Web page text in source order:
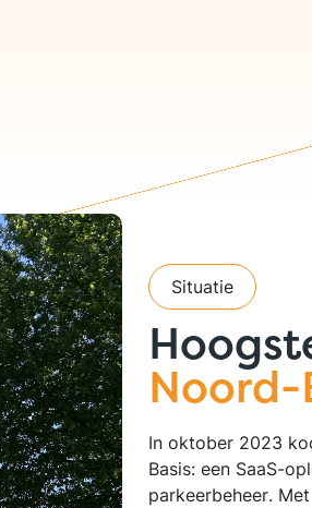
Situatie
In oktober 2023
Basis: een SaaS-
parkeerbeheer.